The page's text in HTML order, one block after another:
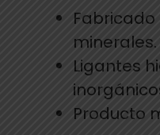
minerales.
Ligantes
Producto